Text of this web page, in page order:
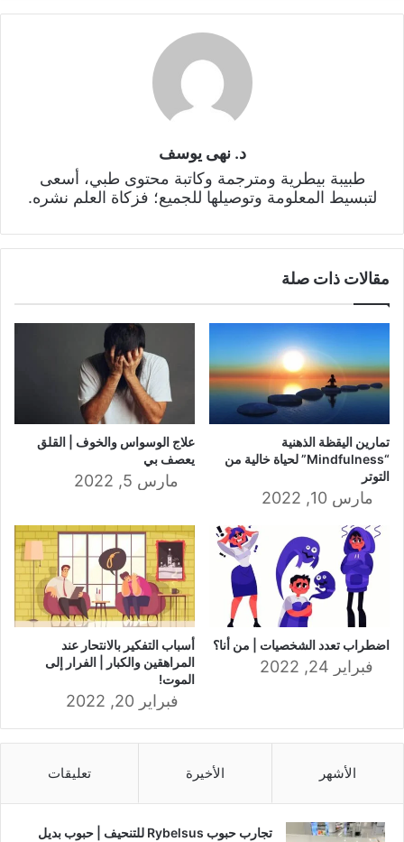
د. نهى يوسف
طبيبة بيطرية ومترجمة وكاتبة محتوى طبي، أسعى
لتبسيط المعلومة وتوصيلها للجميع؛ فزكاة العلم نشره.
مقالات ذات صلة
تمارين اليقظة الذهنية
“Mindfulness” لحياة خالية من
التوتر
مارس 10, 2022
علاج الوسواس والخوف | القلق
يعصف بي
مارس 5, 2022
اضطراب تعدد الشخصيات | من أنا؟
فبراير 24, 2022
أسباب التفكير بالانتحار عند
المراهقين والكبار | الفرار إلى
الموت!
فبراير 20, 2022
الأشهر الأخيرة تعليقات
تجارب حبوب Rybelsus للتنحيف | حبوب بديل